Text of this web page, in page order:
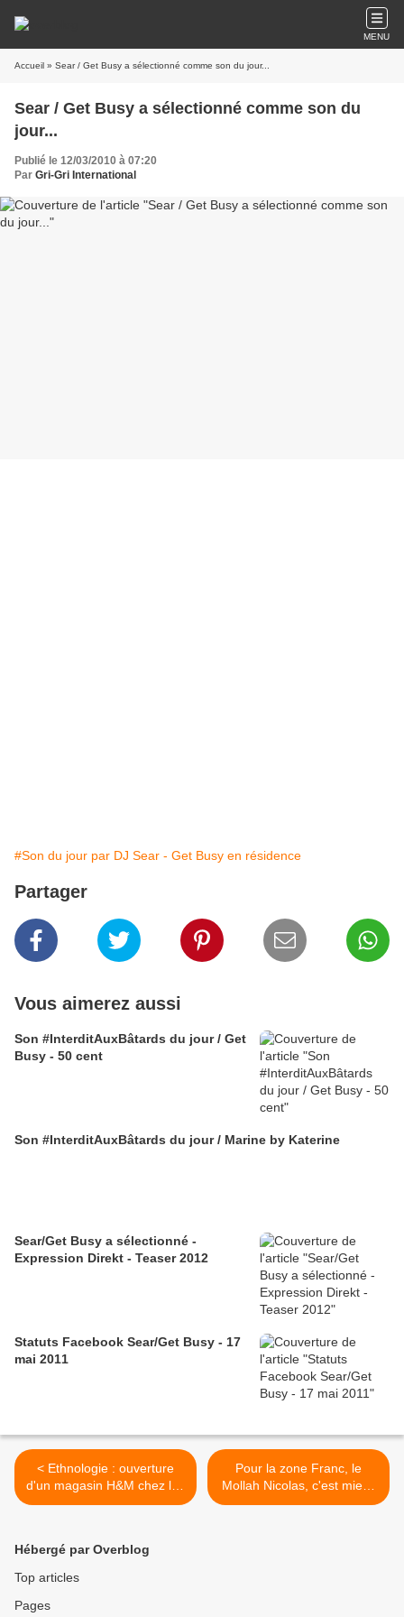
MENU
Accueil » Sear / Get Busy a sélectionné comme son du jour...
Sear / Get Busy a sélectionné comme son du
jour...
Publié le 12/03/2010 à 07:20
Par Gri-Gri International
#Son du jour par DJ Sear - Get Busy en résidence
Partager
Vous aimerez aussi
Son #InterditAuxBâtards du jour / Get
Busy - 50 cent
Son #InterditAuxBâtards du jour / Marine by Katerine
Sear/Get Busy a sélectionné -
Expression Direkt - Teaser 2012
Statuts Facebook Sear/Get Busy - 17
mai 2011
< Ethnologie : ouverture
d'un magasin H&M chez les
Blancs
Pour la zone Franc, le
Mollah Nicolas, c'est mieux
que Jacques ou François ?
Hébergé par Overblog
Top articles
Pages